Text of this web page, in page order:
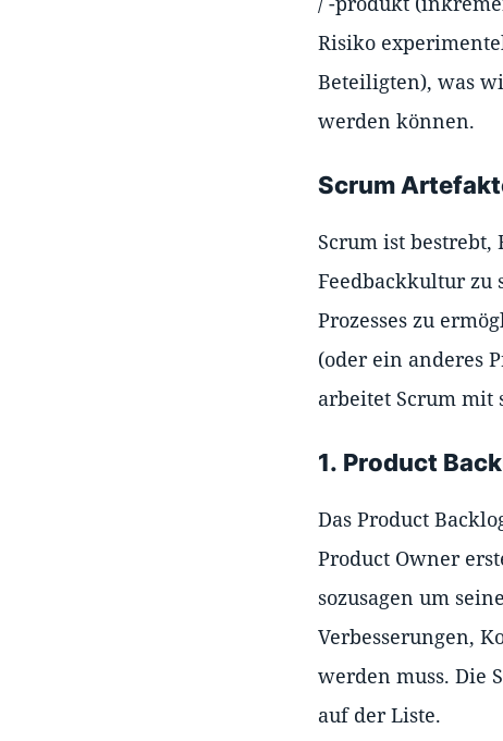
Risiko
Beteiligten), was
werden können.
Scrum
Scrum ist
Feedbackkultur zu
Prozesses zu
(oder ein anderes
arbeitet Scrum mit
1. Product
Das Product
Product Owner
sozusagen um
Verbesserungen,
werden muss. Die
auf der Liste.